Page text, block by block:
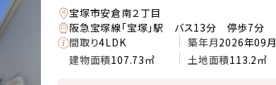
宝塚市安倉南２丁目
阪急宝塚線「宝塚」駅 バス13分 停歩7分
間取り4LDK 築年月2026年09月
建物面積107.73㎡ 土地面積113.2㎡